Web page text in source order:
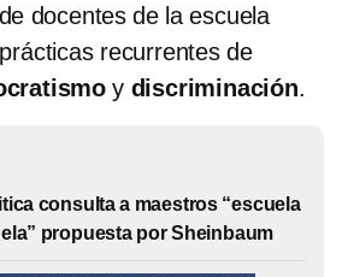
docentes de la escuela
recurrentes de
y discriminación.
consulta a maestros “escuela
propuesta por Sheinbaum